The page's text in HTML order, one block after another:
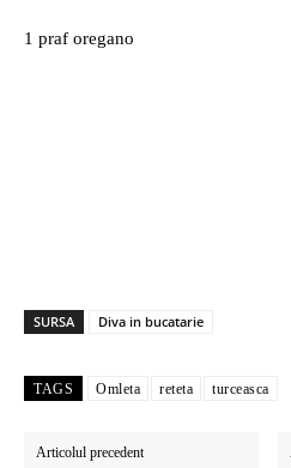
1 praf oregano
SURSA Diva in bucatarie
TAGS Omleta reteta turceasca
Articolul precedent